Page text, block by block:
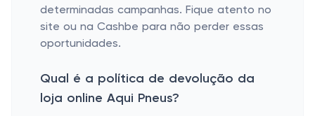
determinadas campanhas. Fique atento no
site ou na Cashbe para não perder essas
oportunidades.
Qual é a política de devolução da
loja online Aqui Pneus?